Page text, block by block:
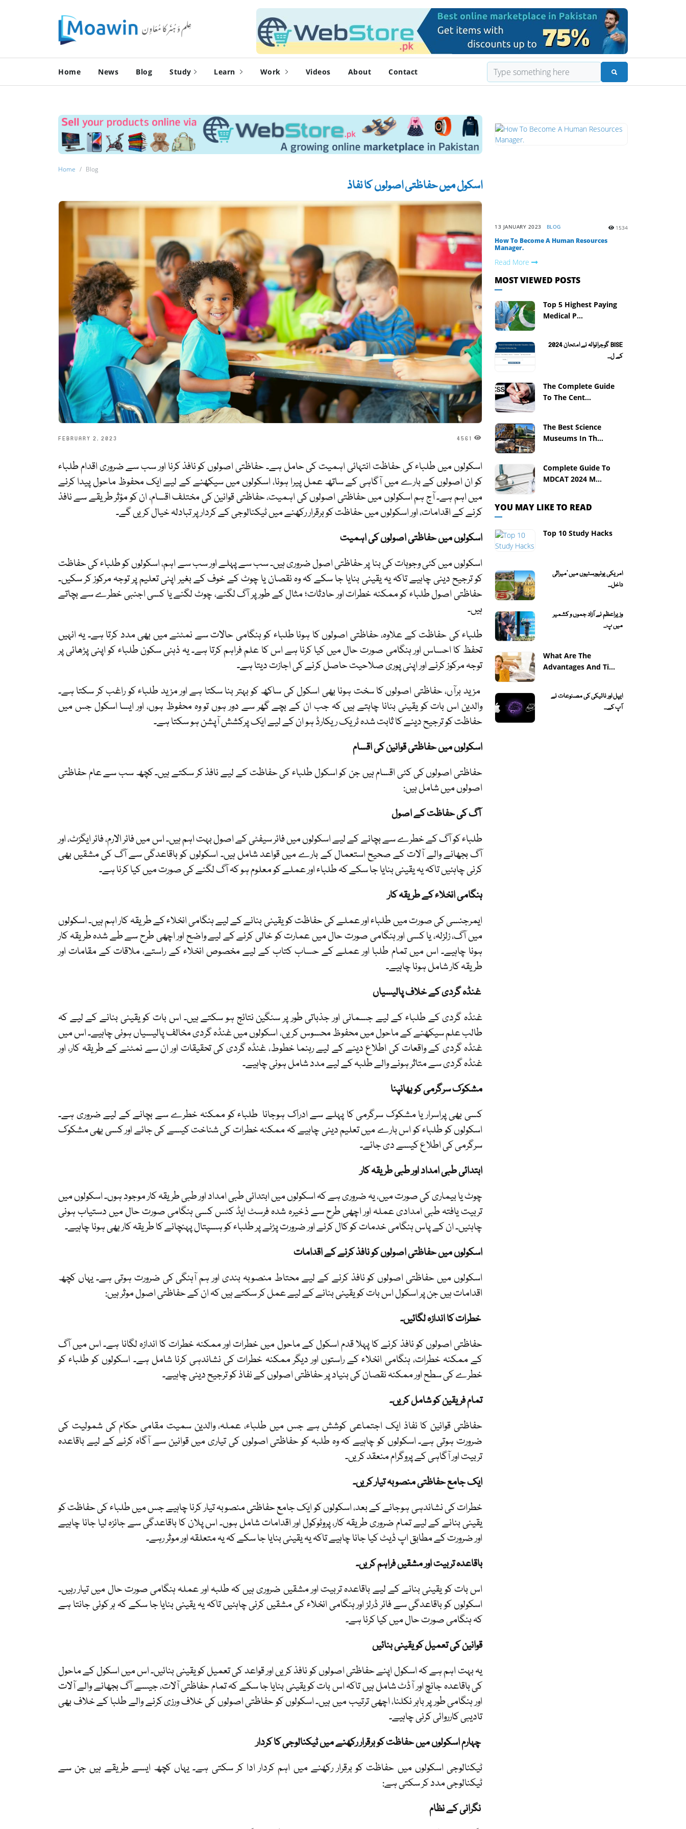
Home News Blog Study Learn Work Videos About Contact
Home Blog
اسکول میں حفاظتی اصولوں کا نفاذ
FEBRUARY 2, 2023 4561
اسکولوں میں طلباء کی حفاظت انتہائی اہمیت کی حامل ہے۔ حفاظتی اصولوں کو نافذ کرنا اور سب سے ضروری اقدام طلباء
کو ان اصولوں کے بارے میں آگاہی کے ساتھ عمل پیرا ہونا، اسکولوں میں سیکھنے کے لیے ایک محفوظ ماحول پیدا کرنے
میں اہم ہے۔ آج ہم اسکولوں میں حفاظتی اصولوں کی اہمیت، حفاظتی قوانین کی مختلف اقسام، ان کو مؤثر طریقے سے نافذ
کرنے کے اقدامات، اور اسکولوں میں حفاظت کو برقرار رکھنے میں ٹیکنالوجی کے کردار پر تبادلہ خیال کریں گے۔
اسکولوں میں حفاظتی اصولوں کی اہمیت
اسکولوں میں کئی وجوہات کی بنا پر حفاظتی اصول ضروری ہیں۔ سب سے پہلے اور سب سے اہم، اسکولوں کو طلباء کی حفاظت
کو ترجیح دینی چاہیے تاکہ یہ یقینی بنایا جا سکے کہ وہ نقصان یا چوٹ کے خوف کے بغیر اپنی تعلیم پر توجہ مرکوز کر سکیں۔
حفاظتی اصول طلباء کو ممکنہ خطرات اور حادثات؛ مثال کے طور پر آگ لگنے، چوٹ لگنے یا کسی اجنبی خطرے سے بچاتے
ہیں۔
طلباء کی حفاظت کے علاوہ، حفاظتی اصولوں کا ہونا طلباء کو ہنگامی حالات سے نمٹنے میں بھی مدد کرتا ہے۔ یہ انہیں
تحفظ کا احساس اور ہنگامی صورت حال میں کیا کرنا ہے اس کا علم فراہم کرتا ہے۔ یہ ذہنی سکون طلباء کو اپنی پڑھائی پر
توجہ مرکوز کرنے اور اپنی پوری صلاحیت حاصل کرنے کی اجازت دیتا ہے۔
مزید برآں، حفاظتی اصولوں کا سخت ہونا بھی اسکول کی ساکھ کو بہتر بنا سکتا ہے اور مزید طلباء کو راغب کر سکتا ہے۔
والدین اس بات کو یقینی بنانا چاہتے ہیں کہ جب ان کے بچے گھر سے دور ہوں تو وہ محفوظ ہوں، اور ایسا اسکول جس میں
حفاظت کو ترجیح دینے کا ثابت شدہ ٹریک ریکارڈ ہو ان کے لیے ایک پرکشش آپشن ہو سکتا ہے۔
اسکولوں میں حفاظتی قوانین کی اقسام
حفاظتی اصولوں کی کئی اقسام ہیں جن کو اسکول طلباء کی حفاظت کے لیے نافذ کر سکتے ہیں۔ کچھ سب سے عام حفاظتی
اصولوں میں شامل ہیں:
آگ کی حفاظت کے اصول
طلباء کو آگ کے خطرے سے بچانے کے لیے اسکولوں میں فائر سیفٹی کے اصول بہت اہم ہیں۔ اس میں فائر الارم، فائر ایگزٹ، اور
آگ بجھانے والے آلات کے صحیح استعمال کے بارے میں قواعد شامل ہیں۔ اسکولوں کو باقاعدگی سے آگ کی مشقیں بھی
کرنی چاہئیں تاکہ یہ یقینی بنایا جا سکے کہ طلباء اور عملے کو معلوم ہو کہ آگ لگنے کی صورت میں کیا کرنا ہے۔
ہنگامی انخلاء کے طریقہ کار
ایمرجنسی کی صورت میں طلباء اور عملے کی حفاظت کو یقینی بنانے کے لیے ہنگامی انخلاء کے طریقہ کار اہم ہیں۔ اسکولوں
میں آگ، زلزلہ، یا کسی اور ہنگامی صورت حال میں عمارت کو خالی کرنے کے لیے واضح اور اچھی طرح سے طے شدہ طریقہ کار
ہونا چاہیے۔ اس میں تمام طلبا اور عملے کے حساب کتاب کے لیے مخصوص انخلاء کے راستے، ملاقات کے مقامات اور
طریقہ کار شامل ہونا چاہیے۔
غنڈہ گردی کے خلاف پالیسیاں
غنڈہ گردی کے طلباء کے لیے جسمانی اور جذباتی طور پر سنگین نتائج ہو سکتے ہیں۔ اس بات کو یقینی بنانے کے لیے کہ
طالب علم سیکھنے کے ماحول میں محفوظ محسوس کریں، اسکولوں میں غنڈہ گردی مخالف پالیسیاں ہونی چاہیے۔ اس میں
غنڈہ گردی کے واقعات کی اطلاع دینے کے لیے رہنما خطوط، غنڈہ گردی کی تحقیقات اور ان سے نمٹنے کے طریقہ کار، اور
غنڈہ گردی سے متاثر ہونے والے طلبہ کے لیے مدد شامل ہونی چاہیے۔
مشکوک سرگرمی کو بھانپنا
کسی بھی پراسرار یا مشکوک سرگرمی کا پہلے سے ادراک ہوجانا طلباء کو ممکنہ خطرے سے بچانے کے لیے ضروری ہے۔
اسکولوں کو طلباء کو اس بارے میں تعلیم دینی چاہیے کہ ممکنہ خطرات کی شناخت کیسے کی جائے اور کسی بھی مشکوک
سرگرمی کی اطلاع کیسے دی جائے۔
ابتدائی طبی امداد اور طبی طریقہ کار
چوٹ یا بیماری کی صورت میں، یہ ضروری ہے کہ اسکولوں میں ابتدائی طبی امداد اور طبی طریقہ کار موجود ہوں۔ اسکولوں میں
تربیت یافتہ طبی امدادی عملہ اور اچھی طرح سے ذخیرہ شدہ فرسٹ ایڈ کٹس کسی ہنگامی صورت حال میں دستیاب ہونی
چاہئیں۔ ان کے پاس ہنگامی خدمات کو کال کرنے اور ضرورت پڑنے پر طلباء کو ہسپتال پہنچانے کا طریقہ کار بھی ہونا چاہیے۔
اسکولوں میں حفاظتی اصولوں کو نافذ کرنے کے اقدامات
اسکولوں میں حفاظتی اصولوں کو نافذ کرنے کے لیے محتاط منصوبہ بندی اور ہم آہنگی کی ضرورت ہوتی ہے۔ یہاں کچھ
اقدامات ہیں جن پر اسکول اس بات کو یقینی بنانے کے لیے عمل کر سکتے ہیں کہ ان کے حفاظتی اصول موثر ہیں:
خطرات کا اندازہ لگائیں۔
حفاظتی اصولوں کو نافذ کرنے کا پہلا قدم اسکول کے ماحول میں خطرات اور ممکنہ خطرات کا اندازہ لگانا ہے۔ اس میں آگ
کے ممکنہ خطرات، ہنگامی انخلاء کے راستوں اور دیگر ممکنہ خطرات کی نشاندہی کرنا شامل ہے۔ اسکولوں کو طلباء کو
خطرے کی سطح اور ممکنہ نقصان کی بنیاد پر حفاظتی اصولوں کے نفاذ کو ترجیح دینی چاہیے۔
تمام فریقین کو شامل کریں۔
حفاظتی قوانین کا نفاذ ایک اجتماعی کوشش ہے جس میں طلباء، عملہ، والدین سمیت مقامی حکام کی شمولیت کی
ضرورت ہوتی ہے۔ اسکولوں کو چاہیے کہ وہ طلبہ کو حفاظتی اصولوں کی تیاری میں قوانین سے آگاہ کرنے کے لیے باقاعدہ
تربیت اور آگاہی کے پروگرام منعقد کریں۔
ایک جامع حفاظتی منصوبہ تیار کریں۔
خطرات کی نشاندہی ہوجانے کے بعد، اسکولوں کو ایک جامع حفاظتی منصوبہ تیار کرنا چاہیے جس میں طلباء کی حفاظت کو
یقینی بنانے کے لیے تمام ضروری طریقہ کار، پروٹوکول اور اقدامات شامل ہوں۔ اس پلان کا باقاعدگی سے جائزہ لیا جانا چاہیے
اور ضرورت کے مطابق اپ ڈیٹ کیا جانا چاہیے تاکہ یہ یقینی بنایا جا سکے کہ یہ متعلقہ اور موثر رہے۔
باقاعدہ تربیت اور مشقیں فراہم کریں۔
اس بات کو یقینی بنانے کے لیے باقاعدہ تربیت اور مشقیں ضروری ہیں کہ طلبہ اور عملہ ہنگامی صورت حال میں تیار رہیں۔
اسکولوں کو باقاعدگی سے فائر ڈرلز اور ہنگامی انخلاء کی مشقیں کرنی چاہئیں تاکہ یہ یقینی بنایا جا سکے کہ ہر کوئی جانتا ہے
کہ ہنگامی صورت حال میں کیا کرنا ہے۔
قوانین کی تعمیل کو یقینی بنائیں
یہ بہت اہم ہے کہ اسکول اپنے حفاظتی اصولوں کو نافذ کریں اور قواعد کی تعمیل کو یقینی بنائیں۔ اس میں اسکول کے ماحول
کی باقاعدہ جانچ اور آڈٹ شامل ہیں تاکہ اس بات کو یقینی بنایا جا سکے کہ تمام حفاظتی آلات، جیسے آگ بجھانے والے آلات
اور ہنگامی طور پر باہر نکلنا، اچھی ترتیب میں ہیں۔ اسکولوں کو حفاظتی اصولوں کی خلاف ورزی کرنے والے طلبا کے خلاف بھی
تادیبی کارروائی کرنی چاہیے۔
چہارم اسکولوں میں حفاظت کو برقرار رکھنے میں ٹیکنالوجی کا کردار
ٹیکنالوجی اسکولوں میں حفاظت کو برقرار رکھنے میں اہم کردار ادا کر سکتی ہے۔ یہاں کچھ ایسے طریقے ہیں جن سے
ٹیکنالوجی مدد کر سکتی ہے:
نگرانی کے نظام
13 JANUARY 2023 BLOG 1534
How To Become A Human Resources
Manager.
Read More
MOST VIEWED POSTS
Top 5 Highest Paying
Medical P...
BISE گوجرانوالہ نے امتحان 2024
کے ل...
The Complete Guide
To The Cent...
The Best Science
Museums In Th...
Complete Guide To
MDCAT 2024 M...
YOU MAY LIKE TO READ
Top 10 Study Hacks
امریکی یونیورسٹیوں میں 'میراثی
داخل...
وزیراعظم نے آزاد جموں و کشمیر
میں پ...
What Are The
Advantages And Ti...
ایپل اور نائیکی کی مصنوعات نے
آپ کے...